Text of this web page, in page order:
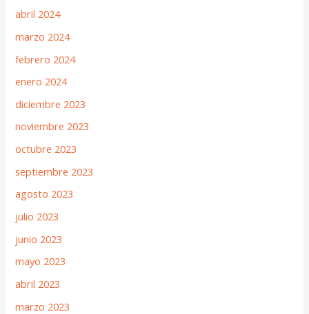
abril 2024
marzo 2024
febrero 2024
enero 2024
diciembre 2023
noviembre 2023
octubre 2023
septiembre 2023
agosto 2023
julio 2023
junio 2023
mayo 2023
abril 2023
marzo 2023